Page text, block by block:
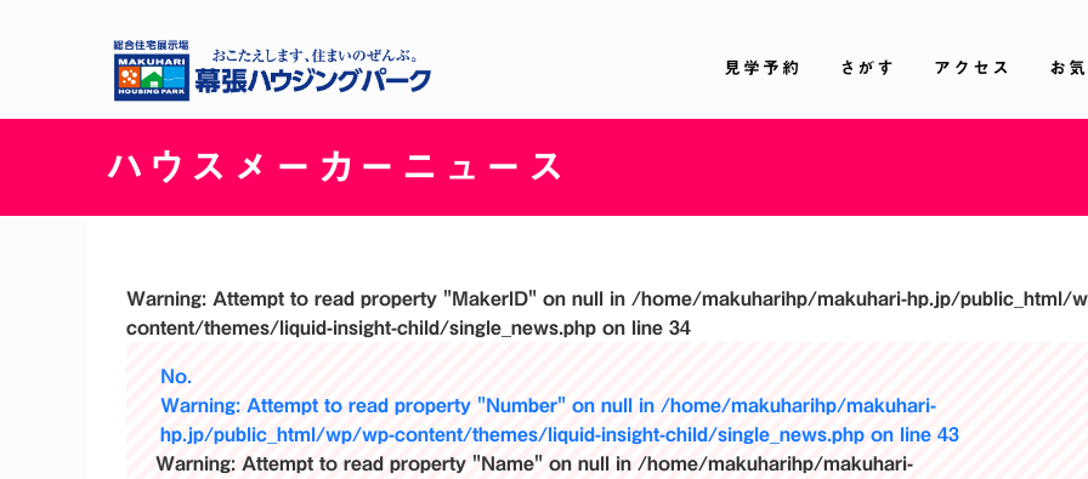
お
アクセス
さがす
見学予約
ハウスメーカーニュース
Warning: Attempt to read property "MakerID" on null in /home/makuharihp/makuhari-hp.jp/public_html/
content/themes/liquid-insight-child/single_news.php on line 34
No.
Warning: Attempt to read property "Number" on null in /home/makuharihp/makuhari-
hp.jp/public_html/wp/wp-content/themes/liquid-insight-child/single_news.php on line 43
Warning: Attempt to read property "Name" on null in /home/makuharihp/makuhari-